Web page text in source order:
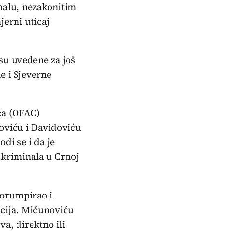
nezakonitim
uticaj
uvedene za još
i Sjeverne
(OFAC)
i Davidoviću
se i da je
u Crnoj
i
Mićunoviću
direktno ili